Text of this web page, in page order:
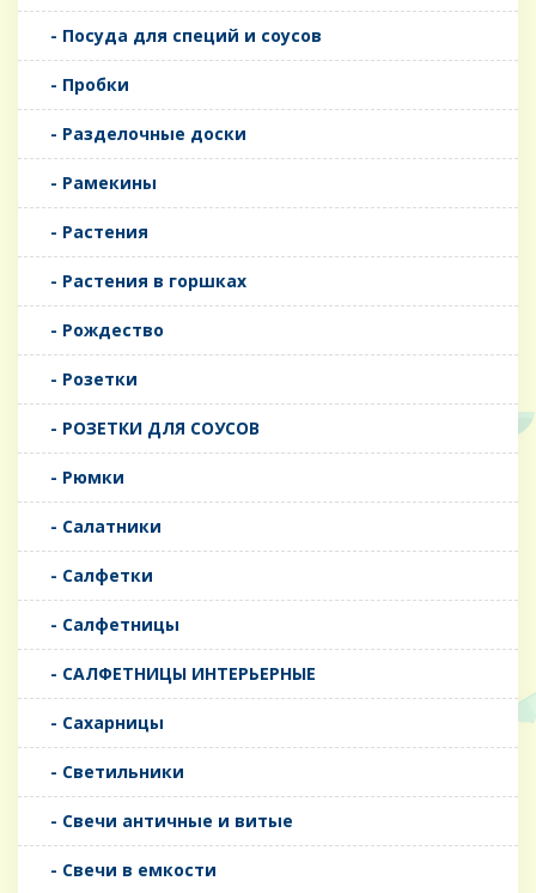
- Посуда для специй и соусов
- Пробки
- Разделочные доски
- Рамекины
- Растения
- Растения в горшках
- Рождество
- Розетки
- РОЗЕТКИ ДЛЯ СОУСОВ
- Рюмки
- Салатники
- Салфетки
- Салфетницы
- САЛФЕТНИЦЫ ИНТЕРЬЕРНЫЕ
- Сахарницы
- Светильники
- Свечи античные и витые
- Свечи в емкости